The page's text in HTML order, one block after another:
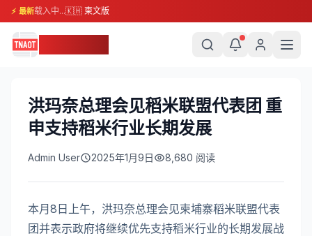
⚡ 最新载入中...🇰🇭 柬文版
洪玛奈总理会见稻米联盟代表团 重
申支持稻米行业长期发展
Admin User 2025年1月9日 8,680 阅读
本月8日上午，洪玛奈总理会见柬埔寨稻米联盟代表
团并表示政府将继续优先支持稻米行业的长期发展战